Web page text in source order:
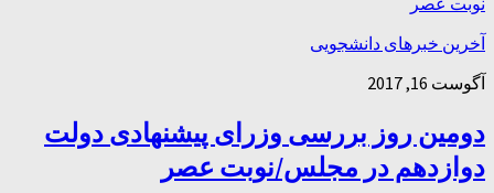
آخرین خبرهای دانشجویی
آگوست 16, 2017
دومین روز بررسی وزرای پیشنهادی دولت
دوازدهم در مجلس/نوبت عصر